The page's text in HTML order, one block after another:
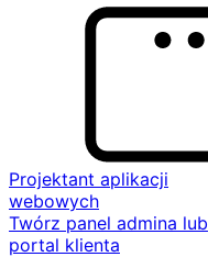
Projektant aplikacji
webowych
Twórz panel admina lub
portal klienta